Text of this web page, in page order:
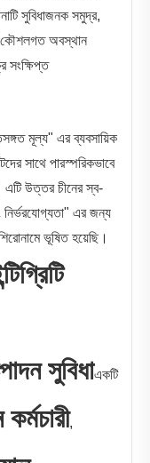
সুবিধাজনক সমুদ্র,
কৌশলগত অবস্থান
সংক্ষিপ্ত
মূল্য" এর ব্যবসায়িক
সাথে পারস্পরিকভাবে
এটি উত্তর চীনের স্ব-
নির্ভরযোগ্যতা" এর জন্য
ভূষিত হয়েছি।
সুবিধাএকটি
,